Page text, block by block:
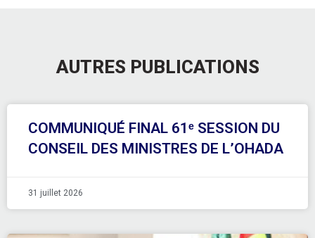
AUTRES PUBLICATIONS
COMMUNIQUÉ FINAL 61ᵉ SESSION DU
CONSEIL DES MINISTRES DE L’OHADA
31 juillet 2026